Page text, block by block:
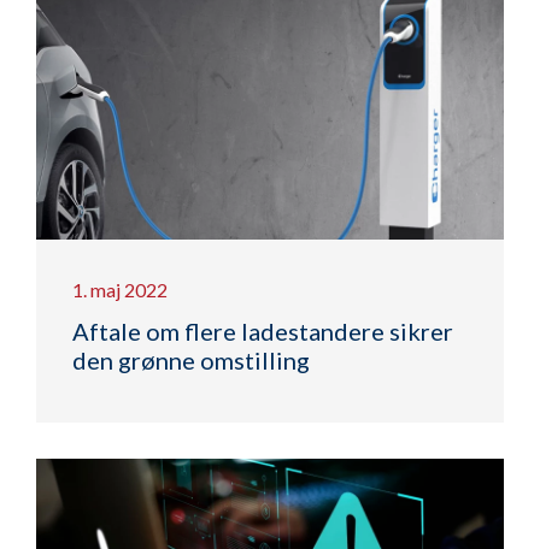
1. maj 2022
Aftale om flere ladestandere sikrer
den grønne omstilling